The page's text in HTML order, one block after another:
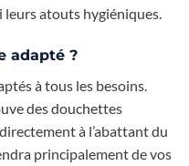
leurs atouts hygiéniques.
adapté ?
à tous les besoins.
des douchettes
à l’abattant du
principalement de vos